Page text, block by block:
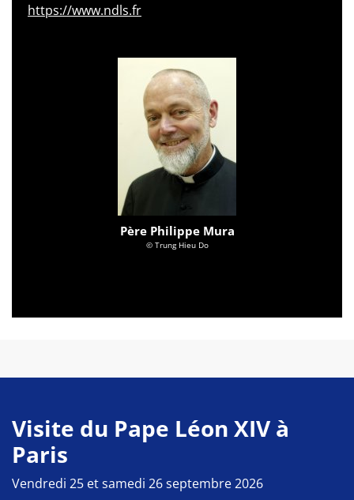
https://www.ndls.fr
Père Philippe Mura
© Trung Hieu Do
Visite du Pape Léon XIV à
Paris
Vendredi 25 et samedi 26 septembre 2026